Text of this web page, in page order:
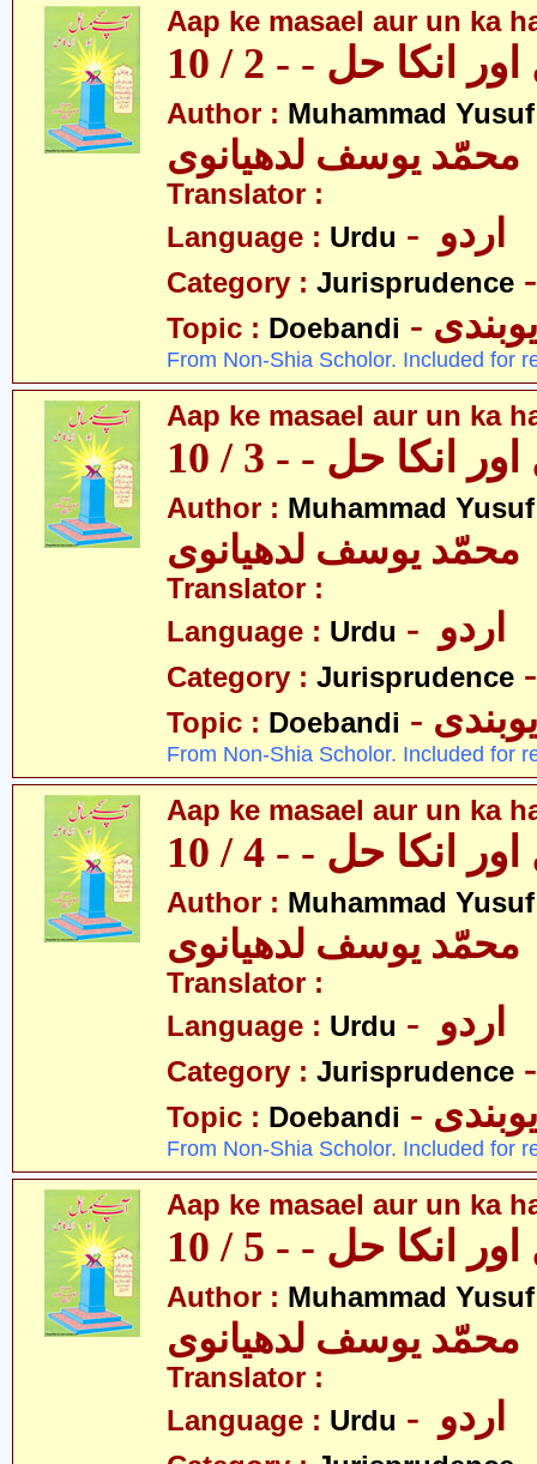
Aap ke masael aur un ka
انکا حل - - 2 / 10
Author : Muhammad
محمّد یوسف لدھیانوی
Translator :
Language : Urdu
Category : Jurisprudence
Topic : Doebandi
From Non-Shia Scholor. Included for
Aap ke masael aur un ka
انکا حل - - 3 / 10
Author : Muhammad
محمّد یوسف لدھیانوی
Translator :
Language : Urdu
Category : Jurisprudence
Topic : Doebandi
From Non-Shia Scholor. Included for
Aap ke masael aur un ka
انکا حل - - 4 / 10
Author : Muhammad
محمّد یوسف لدھیانوی
Translator :
Language : Urdu
Category : Jurisprudence
Topic : Doebandi
From Non-Shia Scholor. Included for
Aap ke masael aur un ka
انکا حل - - 5 / 10
Author : Muhammad
محمّد یوسف لدھیانوی
Translator :
Language : Urdu